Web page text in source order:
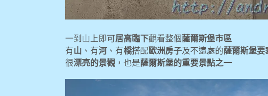
一到山上即可居高臨下觀看整個 薩爾斯堡市區
有山 、有河 、有橋搭配歐洲房子及不遠處的薩爾斯堡要
很漂亮的景觀 ，也是薩爾斯堡的重要景點之一